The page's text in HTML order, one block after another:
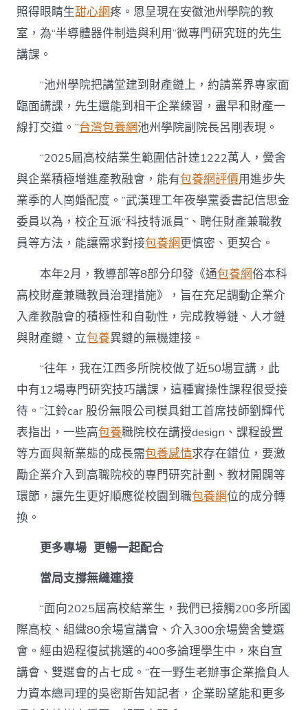
照得眼睛生甜心網疼。恩呈現在安徽池州學院的教
室，為“半導體器件制造與利用”微專門研究班的先生
講課。
“池州學院把講堂建到財產鏈上，約請業界專家面
臨面講課，先生還能到相干企業練習，盡早和財產一
線打交道。”台灣包養網池州學院副院長呂剛表現。
“2025屆高校結業生範圍估計達1222萬人，黌舍
與企業積極增進產教融會，能有包養網評價用進步失
業季的人崗婚配度。”武漢理工年夜學黨委書記信思金
委員以為，校企互派“科技特派員”、聘任財產兼職教
員等方法，能讓需求對接包養網更慎密、更契合。
本年2月，教導部等8部分印發《通包養網俗本科
高校財產兼職教員治理措施》，旨在充足調動企業介
入產教融會的積極性和自動性，完成教導鏈、人才鏈
與財產鏈、立包養異鏈的無機連接。
“往年，我在江西多所院校做了近50場宣講，此
中有12場專門研究技巧講課，這種實操性課程很受接
待。”江鈴car 股份無限公司模具鉗工首席技師劉輝代
表指出，一些高包養職院校在講授design、課程設置
等方面與新業態的成長需包養感情求存在錯位，要激
勵企業介入到高職院校的專門研究計劃、教材開闢等
環節，讓先生更好順應從校園到職包養網位的成分轉
換。
更多專場 更暢一起配合
當局支撐無縫連接
“面向2025屆高校結業生，我們已接觸200多所國
際高校、組織80余場宣講會、介入300余場黌舍雙選
會。經由過程復試挑選的400多論理學生中，來自宣
講會、雙選會的占七成。”在一野生老辦事企業擔負人
力資本總司理的吳密斯告知記者，企業盼望能和更多